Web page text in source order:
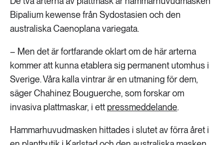
Bipalium kewense från Sydostasien och den
australiska Caenoplana variegata.
– Men det är fortfarande oklart om de här arterna
kommer att kunna etablera sig permanent utomhus i
Sverige. Våra kalla vintrar är en utmaning för dem,
säger Chahinez Bouguerche, som forskar om
invasiva plattmaskar, i ett pressmeddelande.
Hammarhuvudmasken hittades i slutet av förra året i